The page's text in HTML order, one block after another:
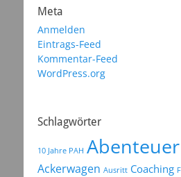
Meta
Anmelden
Eintrags-Feed
Kommentar-Feed
WordPress.org
Schlagwörter
10 Jahre PAH
Ackerwagen Ausritt Coaching